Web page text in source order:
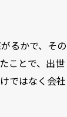
るかで、その
ことで、出世
ではなく会社